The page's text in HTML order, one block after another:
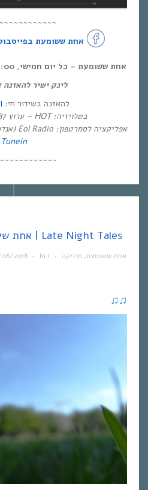
אחת ששומעת
אחת ששומעת – כל יום חמישי, 12:00-14:00,
לינק ישיר
להאזנה בשידור חי:
בטלויזיה: HOT – ערוץ 87 | YES – ערוץ 71
אפליקציה לסמרטפון: Eol Radio (אנדרואיד/אייפון) או באפליקציית
Tunein
אחת ששומעת #318 | 31/5/18 | Late Night Tales
06/2018 • In אחת ששומעת, מוזיקה •
1
♫
♫